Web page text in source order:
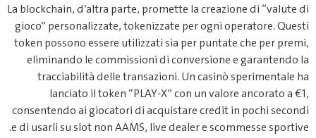
La blockchain, d’altra parte, promette la creazione di “valute di
gioco” personalizzate, tokenizzate per ogni operatore. Questi
token possono essere utilizzati sia per puntate che per premi,
eliminando le commissioni di conversione e garantendo la
tracciabilità delle transazioni. Un casinò sperimentale ha
lanciato il token “PLAY‑X” con un valore ancorato a €1,
consentendo ai giocatori di acquistare credit in pochi secondi
e di usarli su slot non AAMS, live dealer e scommesse sportive.